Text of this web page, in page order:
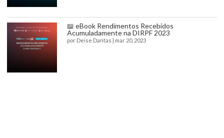
📖 eBook Rendimentos Recebidos
Acumuladamente na DIRPF 2023
por Deise Dantas mar 20, 2023